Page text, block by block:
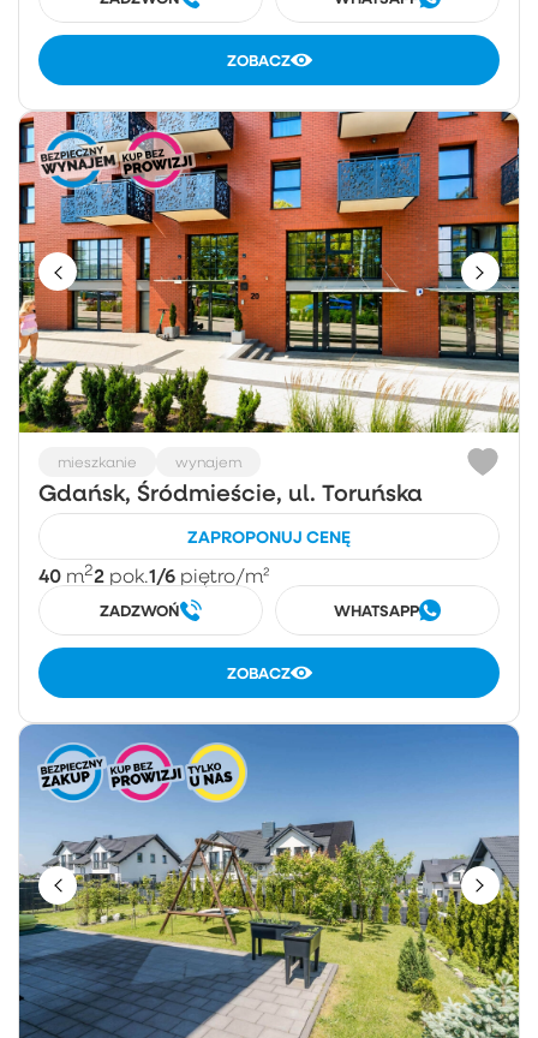
ZOBACZ
mieszkanie wynajem
Gdańsk, Śródmieście, ul. Toruńska
ZAPROPONUJ CENĘ
40 m22 pok.1/6 piętro/m²
ZADZWOŃ WHATSAPP
ZOBACZ